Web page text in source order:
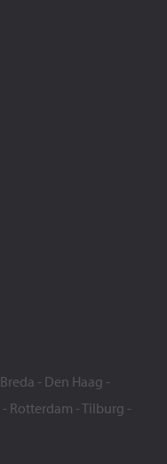
Breda - Den Haag -
- Rotterdam -Tilburg -